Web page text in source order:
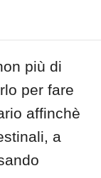
più di
per fare
affinchè
a